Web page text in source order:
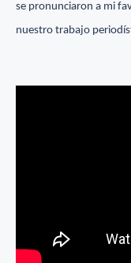
se pronunciaron a mi
nuestro trabajo